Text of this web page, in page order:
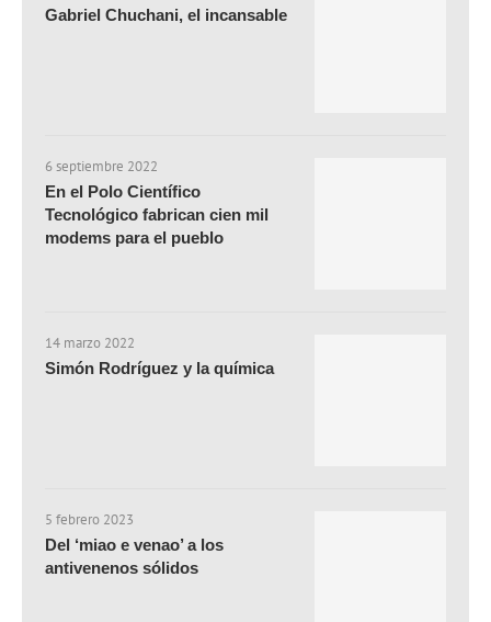
Gabriel Chuchani, el incansable
6 septiembre 2022
En el Polo Científico
Tecnológico fabrican cien mil
modems para el pueblo
14 marzo 2022
Simón Rodríguez y la química
5 febrero 2023
Del ‘miao e venao’ a los
antivenenos sólidos